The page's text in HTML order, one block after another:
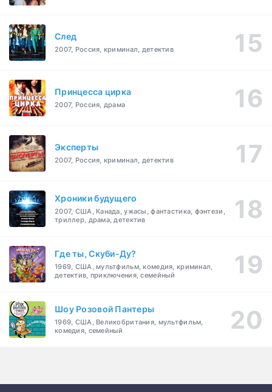
След
2007, Россия, криминал, детектив
Принцесса цирка
2007, Россия, драма
Эксперты
2007, Россия, криминал, детектив
Хроники будущего
2007, США, Канада, ужасы, фантастика, фэнтези,
триллер, драма, детектив
Где ты, Скуби-Ду?
1969, США, мультфильм, комедия, криминал,
детектив, приключения, семейный
Шоу Розовой Пантеры
1969, США, Великобритания, мультфильм,
комедия, семейный